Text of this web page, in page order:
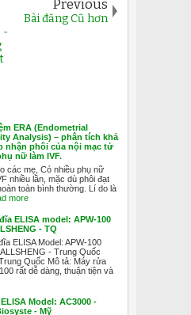
-
Previous
Bài đăng Cũ hơn
ERA (Endometrial
Analysis) – phân tích khả
nhận phôi của nội mạc tử
nữ làm IVF.
các mẹ, Có nhiều phụ nữ
nhiều lần, mặc dù phôi đạt
toàn bình thường. Lí do là
more
ELISA model: APW-100
- TQ
ELISA Model: APW-100
- Trung Quốc
Quốc Mô tả: Máy rửa
rất dễ dàng, thuận tiện và
Model: AC3000 -
- Mỹ